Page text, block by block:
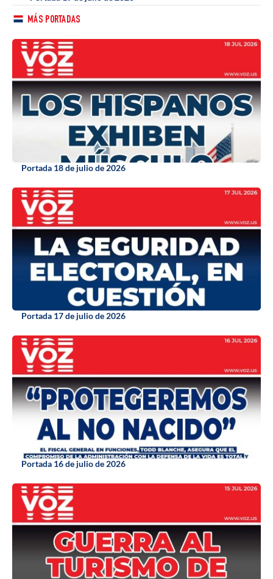
MÁS PORTADAS
Portada 18 de julio de 2026
Portada 17 de julio de 2026
Portada 16 de julio de 2026